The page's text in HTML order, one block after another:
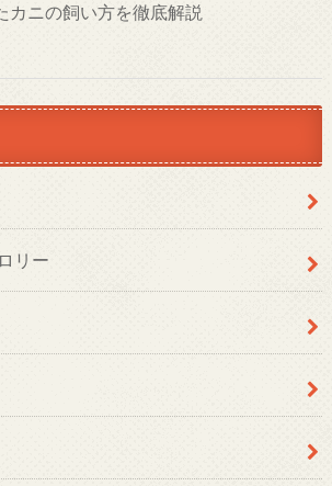
カニの飼い方を徹底解説
リー